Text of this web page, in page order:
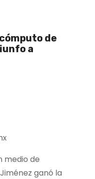
de
a
medio de
ganó la